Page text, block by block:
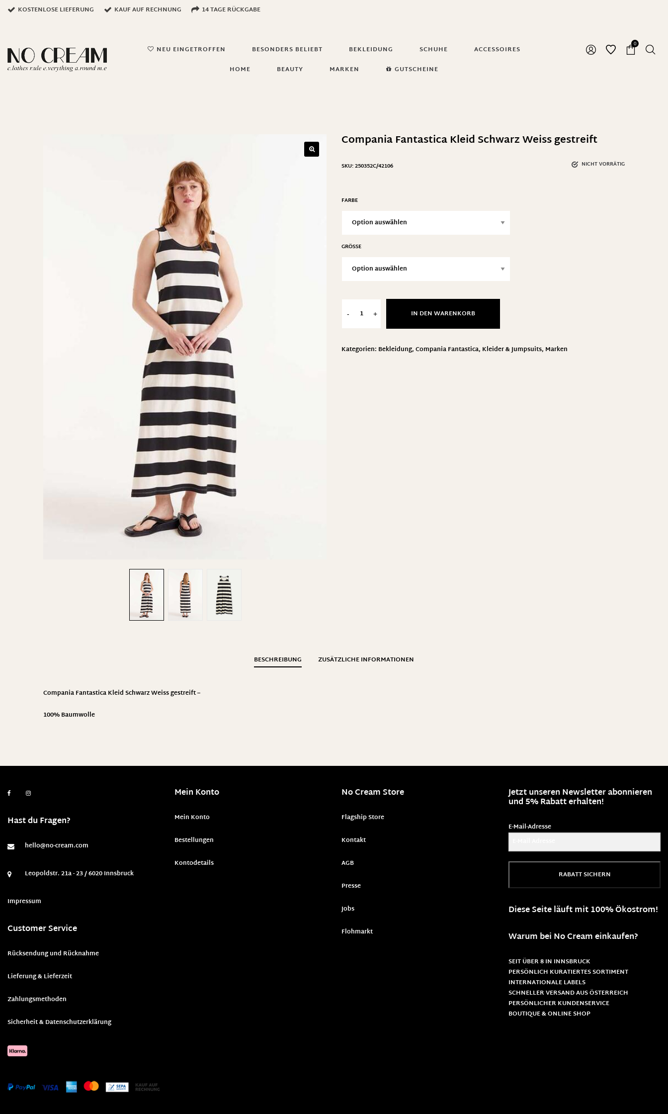
KOSTENLOSE LIEFERUNG KAUF AUF RECHNUNG 14 TAGE RÜCKGABE
NEU EINGETROFFEN BESONDERS BELIEBT BEKLEIDUNG SCHUHE
ACCESSOIRES
HOME
BEAUTY MARKEN GUTSCHEINE
0
Compania Fantastica Kleid Schwarz Weiss gestreift
NICHT VORRÄTIG
SKU:250352C/42106
FARBE
GRÖSSE
- + IN DEN WARENKORB
Kategorien: Bekleidung,Compania Fantastica, Kleider & Jumpsuits, Marken
BESCHREIBUNG ZUSÄTZLICHE INFORMATIONEN
Compania Fantastica Kleid Schwarz Weiss gestreift –
100% Baumwolle
Hast du Fragen?
hello@no-cream.com
Leopoldstr. 21a - 23 / 6020 Innsbruck
Impressum
Customer Service
Rücksendung und Rücknahme
Lieferung & Lieferzeit
Zahlungsmethoden
Sicherheit & Datenschutzerklärung
Mein Konto
Mein Konto
Bestellungen
Kontodetails
No Cream Store
Flagship Store
Kontakt
AGB
Presse
Jobs
Flohmarkt
Jetzt unseren Newsletter abonnieren
und 5% Rabatt erhalten!
E-Mail-Adresse
RABATT SICHERN
Diese Seite läuft mit 100% Ökostrom!
Warum bei No Cream einkaufen?
SEIT ÜBER 8 IN INNSBRUCK
PERSÖNLICH KURATIERTES SORTIMENT
INTERNATIONALE LABELS
SCHNELLER VERSAND AUS ÖSTERREICH
PERSÖNLICHER KUNDENSERVICE
BOUTIQUE & ONLINE SHOP